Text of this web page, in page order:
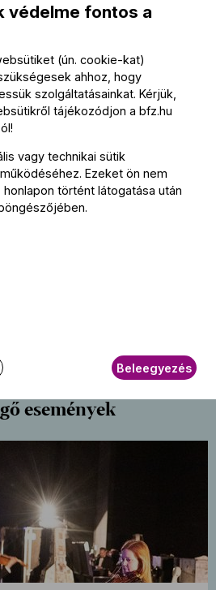
5. 20:00
perc hosszúságú.
események
védelme fontos a
(ún. cookie-kat)
ahhoz, hogy
szolgáltatásainkat. Kérjük,
tájékozódjon a bfz.hu
!
vagy technikai sütik
Ezeket ön nem
történt látogatása után
Beleegyezés